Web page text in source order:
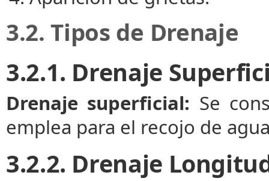
3.2. Tipos de Drenaje
3.2.1. Drenaje
Drenaje superficial: Se
emplea para el recojo de
3.2.2. Drenaje